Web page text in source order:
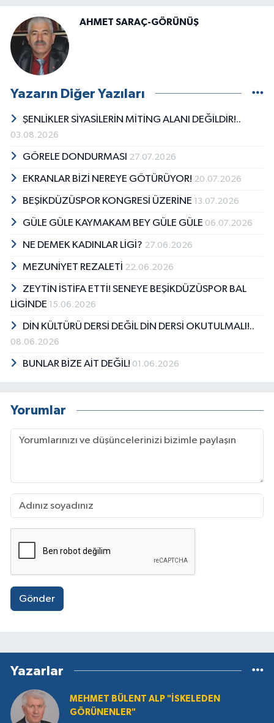
AHMET SARAÇ-GÖRÜNÜŞ
Yazarın Diğer Yazıları
ŞENLİKLER SİYASİLERİN MİTİNG ALANI DEĞİLDİR!..
03.08.2026
GÖRELE DONDURMASI 27.07.2026
EKRANLAR BİZİ NEREYE GÖTÜRÜYOR! 20.07.2026
BEŞİKDÜZÜSPOR KONGRESİ ÜZERİNE 13.07.2026
GÜLE GÜLE KAYMAKAM BEY GÜLE GÜLE 06.07.2026
NE DEMEK KADINLAR LİGİ? 27.06.2026
MEZUNİYET REZALETİ 22.06.2026
ZEYTİN İSTİFA ETTİ! SENEYE BEŞİKDÜZÜSPOR BAL
LİGİNDE 15.06.2026
DİN KÜLTÜRÜ DERSİ DEĞİL DİN DERSİ OKUTULMALI!..
08.06.2026
BUNLAR BİZE AİT DEĞİL! 01.06.2026
Yorumlar
Gönder
Yazarlar
MEHMET BÜLENT ALP "İSKELEDEN
GÖRÜNENLER"